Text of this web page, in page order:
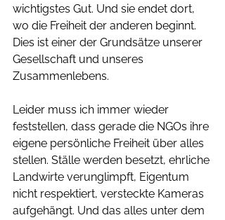
wichtigstes Gut. Und sie endet dort,
wo die Freiheit der anderen beginnt.
Dies ist einer der Grundsätze unserer
Gesellschaft und unseres
Zusammenlebens.
Leider muss ich immer wieder
feststellen, dass gerade die NGOs ihre
eigene persönliche Freiheit über alles
stellen. Ställe werden besetzt, ehrliche
Landwirte verunglimpft, Eigentum
nicht respektiert, versteckte Kameras
aufgehängt. Und das alles unter dem